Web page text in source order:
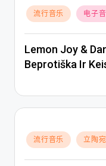
Posted
in
流行音乐 电子
Lemon Joy &
Beprotiška Ir
Posted
in
流行音乐 立陶